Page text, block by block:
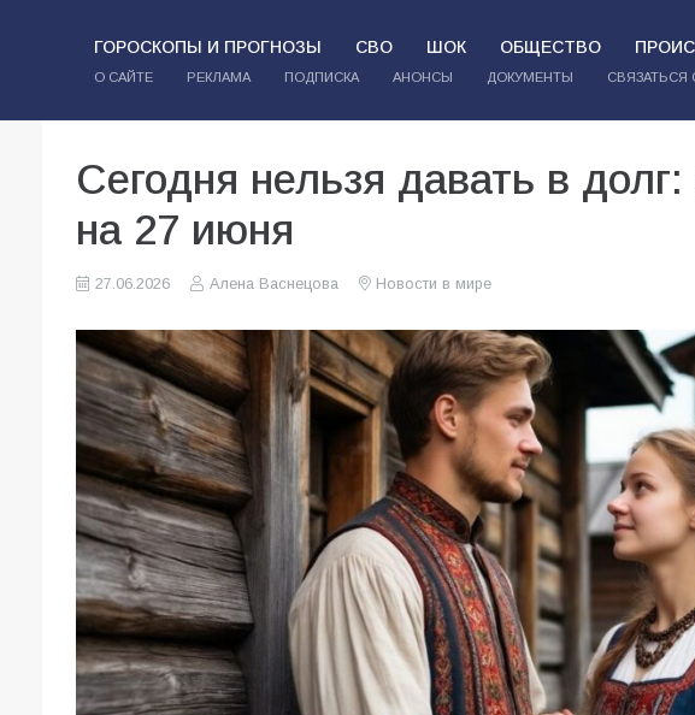
ГОРОСКОПЫ И ПРОГНОЗЫ СВО ШОК ОБЩЕСТВО
О САЙТЕ РЕКЛАМА ПОДПИСКА АНОНСЫ ДОКУМЕНТЫ СВЯЗАТЬСЯ
Сегодня нельзя давать в
на 27 июня
27.06.2026 Алена Васнецова Новости в мире